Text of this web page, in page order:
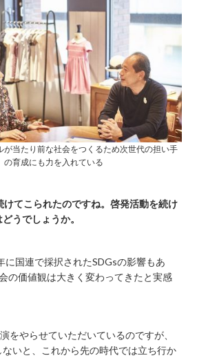
が当たり前な社会をつくるため次世代の担い手
の育成にも力を入れている
てこられたのですね。啓発活動を続け
うでしょうか。
に国連で採択されたSDGsの影響もあ
の価値観は大きく変わってきたと実感
をやらせていただいているのですが、
いと、これから先の時代では立ち行か